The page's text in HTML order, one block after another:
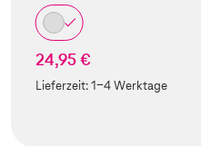
24,95 €
Lieferzeit:1-4 Werktage